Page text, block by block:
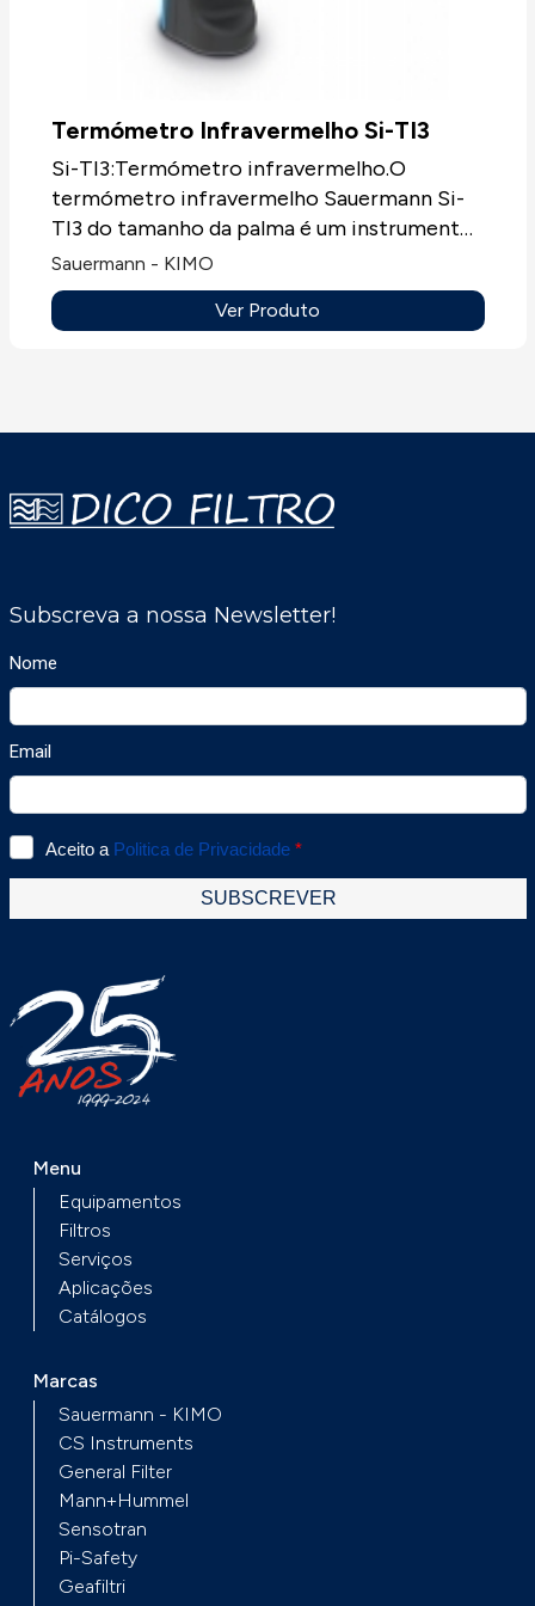
Termómetro Infravermelho Si-TI3
Si-TI3:Termómetro infravermelho.O
termómetro infravermelho Sauermann Si-
TI3 do tamanho da palma é um instrumento
fundamental para diagnosticar, inspecionar
e verificar qualquer temperatura, com a
vantagem de usar a tecnologia "sem
difícil acesso.
Sauermann - KIMO
Ver Produto
Menu
Equipamentos
Filtros
Serviços
Aplicações
Catálogos
Marcas
Sauermann - KIMO
CS Instruments
General Filter
Mann+Hummel
Sensotran
Pi-Safety
Geafiltri